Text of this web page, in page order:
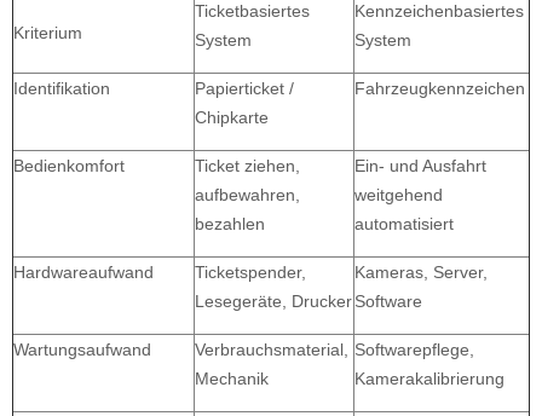
Kriterium
Ticketbasiertes
System
Kennzeichenbasiertes
System
Identifikation
Papierticket /
Chipkarte
Fahrzeugkennzeichen
Bedienkomfort
Ticket ziehen,
aufbewahren,
bezahlen
Ein- und Ausfahrt
weitgehend
automatisiert
Hardwareaufwand
Ticketspender,
Lesegeräte, Drucker
Kameras, Server,
Software
Wartungsaufwand
Verbrauchsmaterial,
Mechanik
Softwarepflege,
Kamerakalibrierung